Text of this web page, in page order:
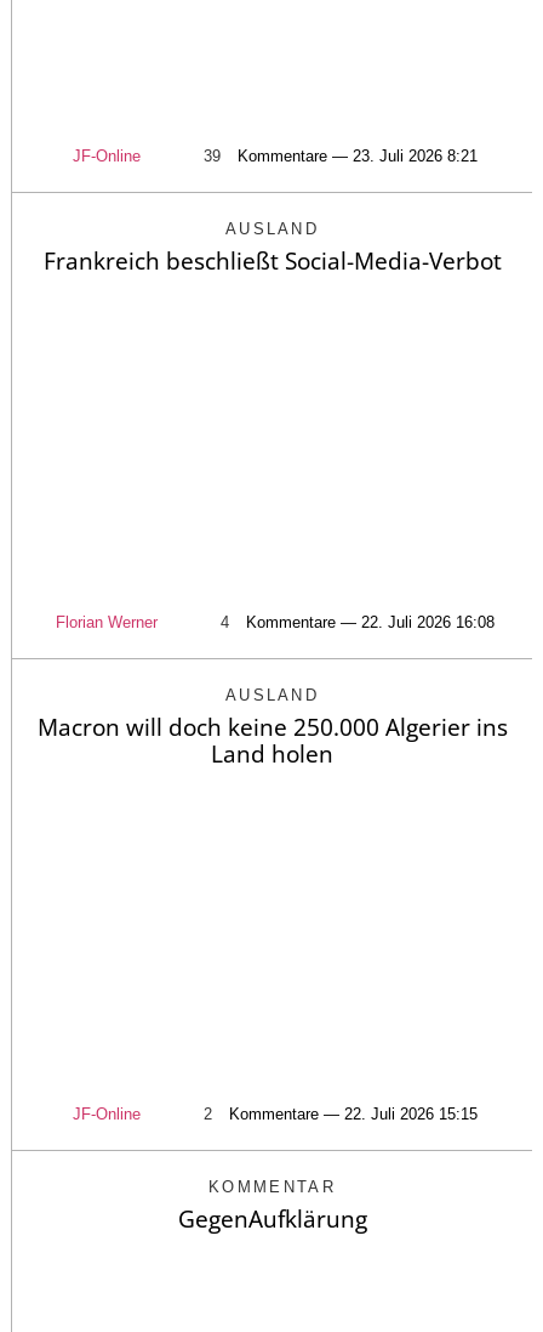
JF-Online 39 Kommentare — 23. Juli 2026 8:21
AUSLAND
Frankreich beschließt Social-Media-Verbot
Florian Werner 4 Kommentare — 22. Juli 2026 16:08
AUSLAND
Macron will doch keine 250.000 Algerier ins
Land holen
JF-Online 2 Kommentare — 22. Juli 2026 15:15
KOMMENTAR
GegenAufklärung